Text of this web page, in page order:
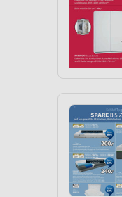
Entwicklung und
Verwendung
Geräte anhand von
Nicht-IAB-